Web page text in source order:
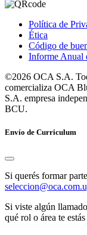
Política de
Ética
Código de
Informe Anual
©2026 OCA S.A.
comercializa OCA
S.A. empresa
BCU.
Envío de Curriculum
Si querés formar
Si viste algún
qué rol o área te